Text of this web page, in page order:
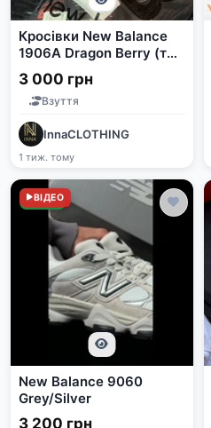
Кросівки New Balance
1906A Dragon Berry (топ
копія)
3 000 грн
Взуття
InnaCLOTHING
1 тиж. тому
Нове
ВІДЕО
New Balance 9060
Grey/Silver
3 200 грн